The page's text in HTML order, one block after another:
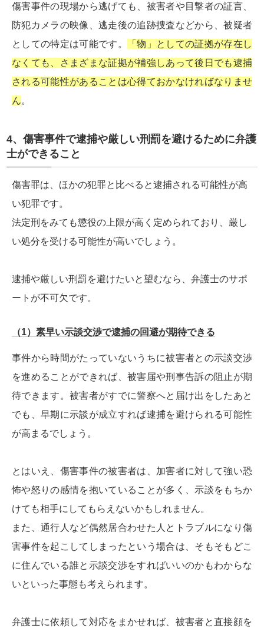
傷害事件の現場から逃げても、被害者や目撃者の証言、
防犯カメラの映像、逃走後の追跡捜査などから、被疑者
としての特定は可能です。
「物」としての証拠が存在し
なくても、さまざまな証拠が補強しあって後日でも逮捕
される可能性があることは心得ておかなければなりませ
ん。
4、傷害事件で逮捕や厳しい刑罰を避けるために弁護
士ができること
傷害罪は、ほかの犯罪と比べると逮捕される可能性が高
い犯罪です。
法定刑をみても懲役の上限が高く定められており、厳し
い処分を受ける可能性が高いでしょう。
逮捕や厳しい刑罰を避けたいと望むなら、弁護士のサポ
ートが不可欠です。
（1）素早い示談交渉で逮捕の回避が期待できる
事件から時間がたっていないうちに被害者との示談交渉
を進めることができれば、被害届や刑事告訴の阻止が期
待できます。被害者がすでに警察へと届け出をしたあと
でも、早期に示談が成立すれば逮捕を避けられる可能性
が高まるでしょう。
とはいえ、傷害事件の被害者は、加害者に対して強い恐
怖や怒りの感情を抱いていることが多く、示談をもちか
けても相手にしてもらえないかもしれません。
また、通行人など偶然居合わせた人とトラブルになり傷
害事件を起こしてしまったという場合は、そもそもどこ
に住んでいる誰と示談交渉をすればいいのかもわからな
いといった事態も考えられます。
弁護士に依頼して対応をまかせれば、被害者と直接顔を